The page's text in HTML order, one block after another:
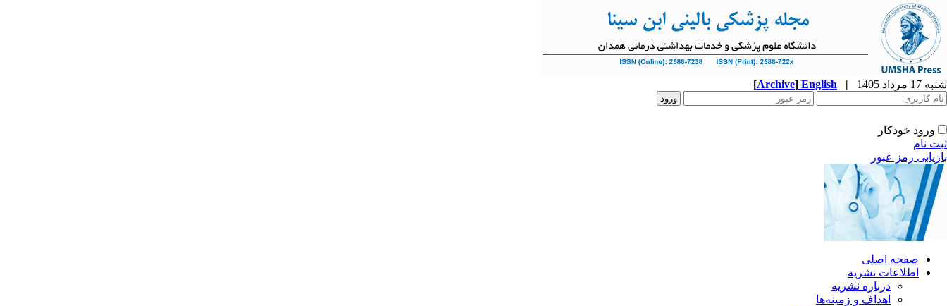
شنبه 17 مرداد 1405 |
English
[Archive]
ورود خودکار
ثبت نام
بازیابی رمز عبور
صفحه اصلی
اطلاعات نشریه
درباره نشریه
اهداف و زمینه‌ها